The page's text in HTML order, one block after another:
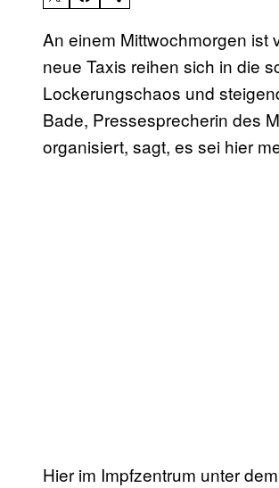
An einem Mittwochmorgen ist
neue Taxis reihen sich in die
Lockerungschaos und
Bade, Pressesprecherin des
organisiert, sagt, es sei hier
Hier im Impfzentrum unter